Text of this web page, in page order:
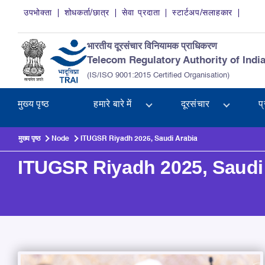
Skip to main content
उपभोक्ता शोधकर्ता/छात्र सेवा प्रदाता स्टार्टअप/सलाहकार
भारतीय दूरसंचार विनियामक प्राधिकरण
Telecom Regulatory Authority of India
(IS/ISO 9001:2015 Certified Organisation)
मुख्य पृष्ठ हमारे बारे में दूरसंचार
मुख्य पृष्ठ Node ITUGSR Riyadh 2025, Saudi Arabia
ITUGSR Riyadh 2025,